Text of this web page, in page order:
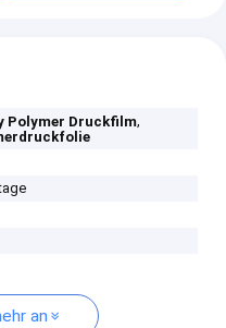
Polymer Druckfilm,
an